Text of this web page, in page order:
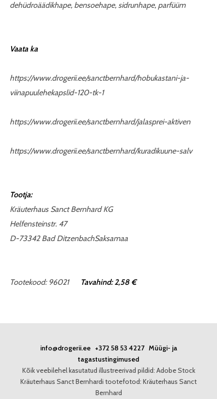
dehüdroäädikhape, bensoehape, sidrunhape, parfüüm
Vaata ka
https://www.drogerii.ee/sanctbernhard/hobukastani-ja-
viinapuulehekapslid-120-tk-1
https://www.drogerii.ee/sanctbernhard/jalasprei-aktiven
https://www.drogerii.ee/sanctbernhard/kuradikuune-salv
Tootja:
Kräuterhaus Sanct Bernhard KG
Helfensteinstr. 47
D-73342 Bad DitzenbachSaksamaa
Tootekood: 96021 Tavahind: 2,58 €
info@drogerii.ee+372 58 53 4227 Müügi- ja
tagastustingimused
Kõik veebilehel kasutatud illustreerivad pildid: Adobe Stock
Kräuterhaus Sanct Bernhardi tootefotod: Kräuterhaus Sanct
Bernhard